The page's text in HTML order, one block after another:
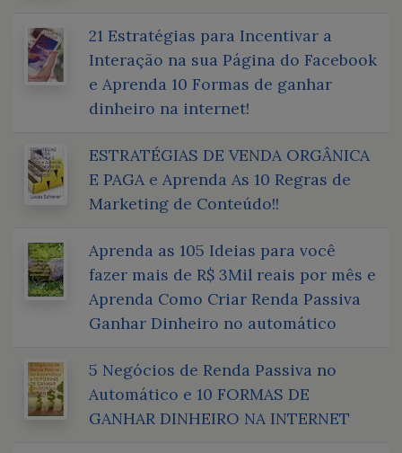
21 Estratégias para Incentivar a
Interação na sua Página do Facebook
e Aprenda 10 Formas de ganhar
dinheiro na internet!
ESTRATÉGIAS DE VENDA ORGÂNICA
E PAGA e Aprenda As 10 Regras de
Marketing de Conteúdo!!
Aprenda as 105 Ideias para você
fazer mais de R$ 3Mil reais por mês e
Aprenda Como Criar Renda Passiva
Ganhar Dinheiro no automático
5 Negócios de Renda Passiva no
Automático e 10 FORMAS DE
GANHAR DINHEIRO NA INTERNET